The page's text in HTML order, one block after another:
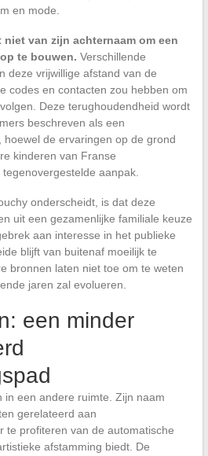
en mode.
van zijn achternaam om een
te bouwen. Verschillende
deze vrijwillige afstand van de
codes en contacten zou hebben om
Deze terughoudendheid wordt
beschreven als een
de ervaringen op de grond
kinderen van Franse
aanpak.
onderscheidt, is dat deze
uit een gezamenlijke familiale keuze
aan interesse in het publieke
blijft van buitenaf moeilijk te
bronnen laten niet toe om te weten
jaren zal evolueren.
een minder
in een andere ruimte. Zijn naam
gerelateerd aan
te profiteren van de automatische
afstamming biedt. De